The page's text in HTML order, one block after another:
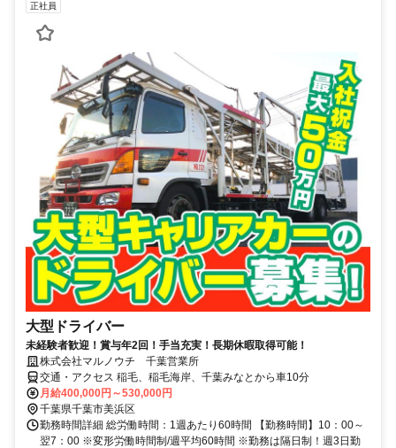
正社員
大型ドライバー
未経験者歓迎！賞与年2回！手当充実！長期休暇取得可能！
株式会社マルノウチ 千葉営業所
交通・アクセス 稲毛、稲毛海岸、千葉みなとから車10分
月給400,000円～530,000円
千葉県千葉市美浜区
勤務時間詳細 総労働時間：1週あたり60時間 【勤務時間】10：00～
翌7：00 ※変形労働時間制/週平均60時間 ※勤務は隔日制！週3日勤